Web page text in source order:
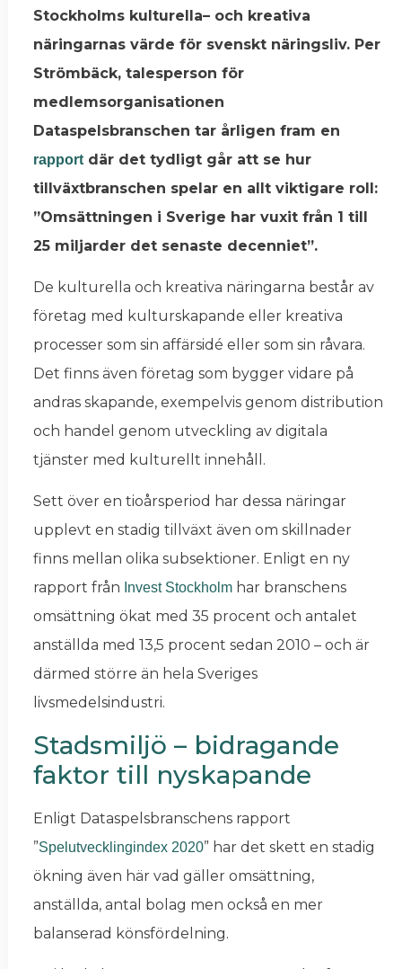
Stockholms kulturella– och kreativa
näringarnas värde för svenskt näringsliv. Per
Strömbäck, talesperson för
medlemsorganisationen
Dataspelsbranschen tar årligen fram en
rapport där det tydligt går att se hur
tillväxtbranschen spelar en allt viktigare roll:
”Omsättningen i Sverige har vuxit från 1 till
25 miljarder det senaste decenniet”.
De kulturella och kreativa näringarna består av
företag med kulturskapande eller kreativa
processer som sin affärsidé eller som sin råvara.
Det finns även företag som bygger vidare på
andras skapande, exempelvis genom distribution
och handel genom utveckling av digitala
tjänster med kulturellt innehåll.
Sett över en tioårsperiod har dessa näringar
upplevt en stadig tillväxt även om skillnader
finns mellan olika subsektioner. Enligt en ny
rapport från Invest Stockholm har branschens
omsättning ökat med 35 procent och antalet
anställda med 13,5 procent sedan 2010 – och är
därmed större än hela Sveriges
livsmedelsindustri.
Stadsmiljö – bidragande
faktor till nyskapande
Enligt Dataspelsbranschens rapport
”Spelutvecklingindex 2020” har det skett en stadig
ökning även här vad gäller omsättning,
anställda, antal bolag men också en mer
balanserad könsfördelning.